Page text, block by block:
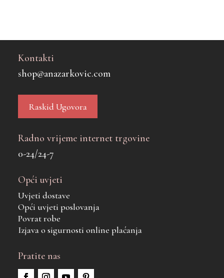
Kontakti
shop@anazarkovic.com
Raskid Ugovora
Radno vrijeme internet trgovine
0-24/24-7
Opći uvjeti
Uvjeti dostave
Opći uvjeti poslovanja
Povrat robe
Izjava o sigurnosti online plaćanja
Pratite nas